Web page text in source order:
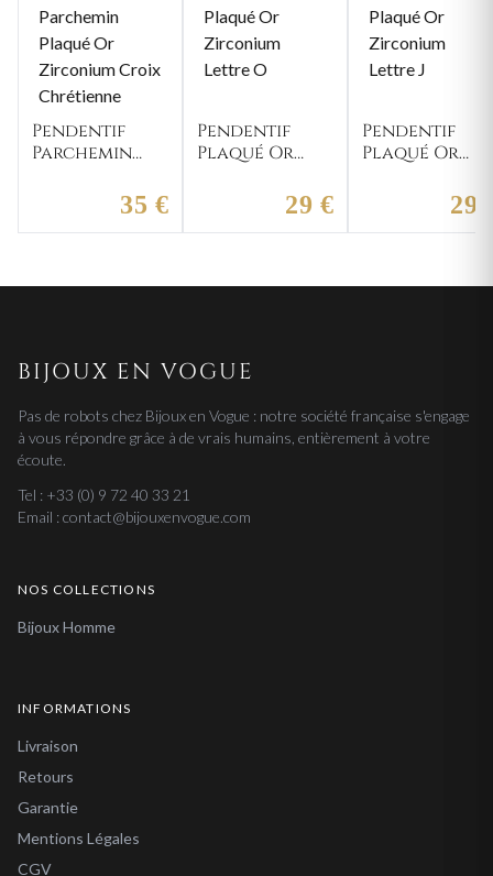
Pendentif
Parchemin
Zirconium
Chrétienne
35 €
Pendentif
Plaqué Or
29 €
Pendentif
Plaqué Or
29
BIJOUX EN VOGUE
Pas de robots chez Bijoux en Vogue : notre société française s'engage
à vous répondre grâce à de vrais humains, entièrement à votre
écoute.
Tel : +33 (0) 9 72 40 33 21
Email : contact@bijouxenvogue.com
NOS COLLECTIONS
Bijoux Homme
INFORMATIONS
Livraison
Retours
Garantie
Mentions Légales
CGV